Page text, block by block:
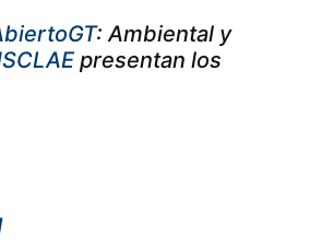
: Ambiental y
presentan los